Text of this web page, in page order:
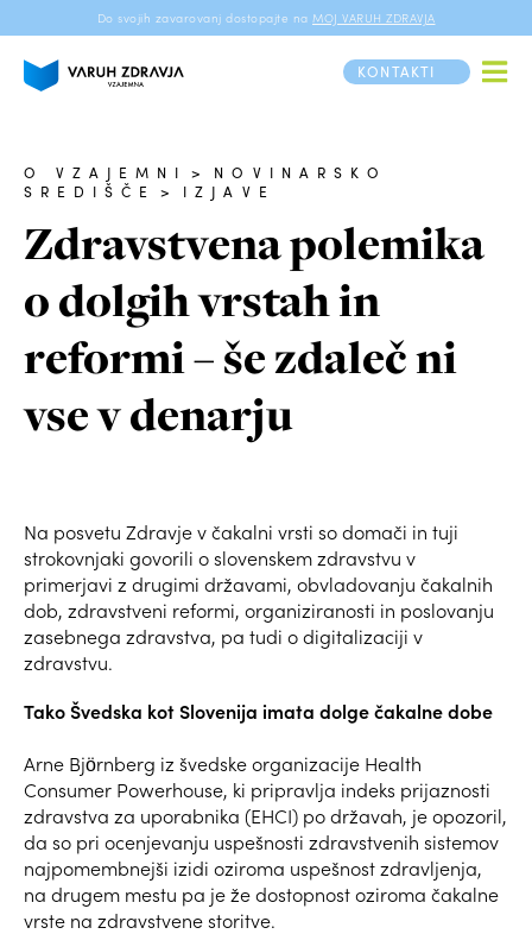
Do svojih zavarovanj dostopajte na MOJ VARUH ZDRAVJA
KONTAKTI
O VZAJEMNI >
NOVINARSKO
SREDIŠČE
> IZJAVE
Zdravstvena polemika
o dolgih vrstah in
reformi – še zdaleč ni
vse v denarju
Na posvetu Zdravje v čakalni vrsti so domači in tuji
strokovnjaki govorili o slovenskem zdravstvu v
primerjavi z drugimi državami, obvladovanju čakalnih
dob, zdravstveni reformi, organiziranosti in poslovanju
zasebnega zdravstva, pa tudi o digitalizaciji v
zdravstvu.
Tako Švedska kot Slovenija imata dolge čakalne dobe
Arne Björnberg iz švedske organizacije Health
Consumer Powerhouse, ki pripravlja indeks prijaznosti
zdravstva za uporabnika (EHCI) po državah, je opozoril,
da so pri ocenjevanju uspešnosti zdravstvenih sistemov
najpomembnejši izidi oziroma uspešnost zdravljenja,
na drugem mestu pa je že dostopnost oziroma čakalne
vrste na zdravstvene storitve.